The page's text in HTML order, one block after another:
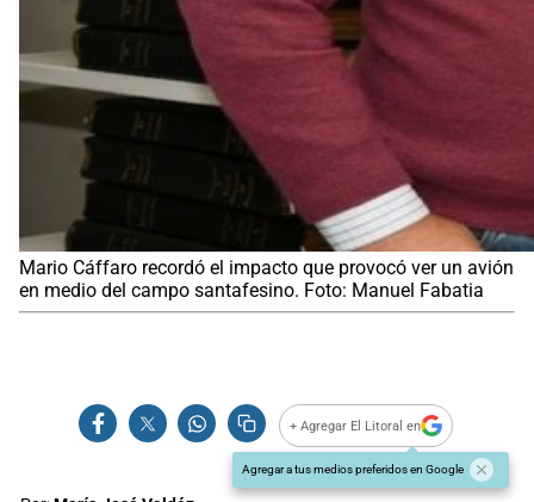
Mario Cáffaro recordó el impacto que provocó ver un avión
en medio del campo santafesino. Foto: Manuel Fabatia
+ Agregar El Litoral en
Agregar a tus medios preferidos en Google